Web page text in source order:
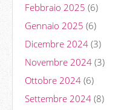
Febbraio 2025 (6)
Gennaio 2025 (6)
Dicembre 2024 (3)
Novembre 2024 (3)
Ottobre 2024 (6)
Settembre 2024 (8)